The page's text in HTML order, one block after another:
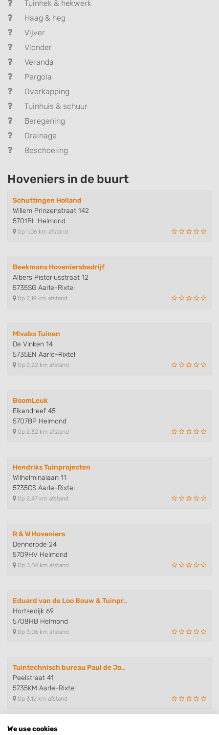
Tuinhek & hekwerk
Haag & heg
Vijver
Vlonder
Veranda
Pergola
Overkapping
Tuinhuis & schuur
Beregening
Drainage
Beschoeiing
Hoveniers in de buurt
Schuttingen Holland
Willem Prinzenstraat 142
5701BL Helmond
Op 1,06 km afstand
Beekmans Hoveniersbedrijf
Albers Pistoriusstraat 12
5735SG Aarle-Rixtel
Op 2,19 km afstand
Mivabo Tuinen
De Vinken 14
5735EN Aarle-Rixtel
Op 2,22 km afstand
BoomLeuk
Eikendreef 45
5707BP Helmond
Op 2,32 km afstand
Hendriks Tuinprojecten
Wilhelminalaan 11
5735CS Aarle-Rixtel
Op 2,47 km afstand
R & W Hoveniers
Dennerode 24
5709HV Helmond
Op 3,04 km afstand
Eduard van de Loo Bouw & Tuinpr..
Hortsedijk 69
5708HB Helmond
Op 3,06 km afstand
Tuintechnisch bureau Paul de Jo..
Peelstraat 41
5735KM Aarle-Rixtel
Op 3,12 km afstand
We use cookies